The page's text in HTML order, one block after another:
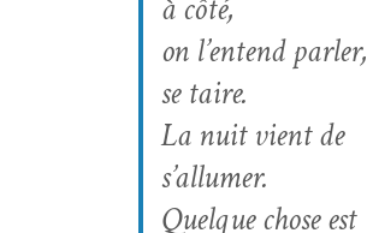
à côté,
on l’entend par­ler,
se taire.
La nuit vient de
s’allumer.
Quelque chose est